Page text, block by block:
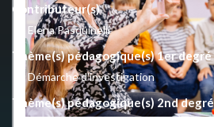
Contributeur(s)
Elena Pasquinelli
Thème(s) pédagogique(s) 1er degré
Démarche d'investigation
Thème(s) pédagogique(s) 2nd degré